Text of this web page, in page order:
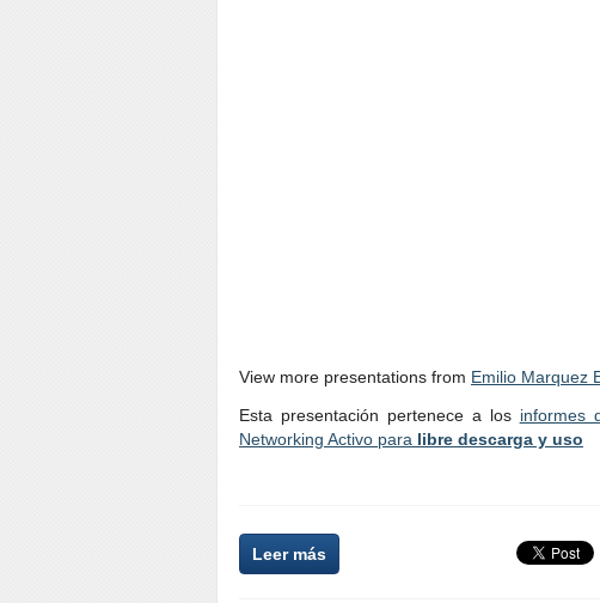
View more presentations from Emilio Marquez
Esta presentación pertenece a los informes
Networking Activo para libre descarga y uso
Leer más